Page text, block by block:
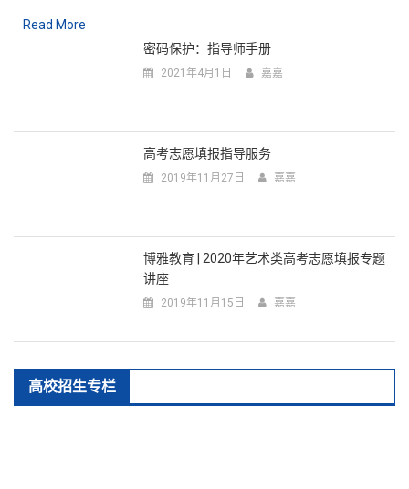
Read More
密码保护：指导师手册
2021年4月1日 嘉嘉
高考志愿填报指导服务
2019年11月27日 嘉嘉
博雅教育 | 2020年艺术类高考志愿填报专题
讲座
2019年11月15日 嘉嘉
高校招生专栏